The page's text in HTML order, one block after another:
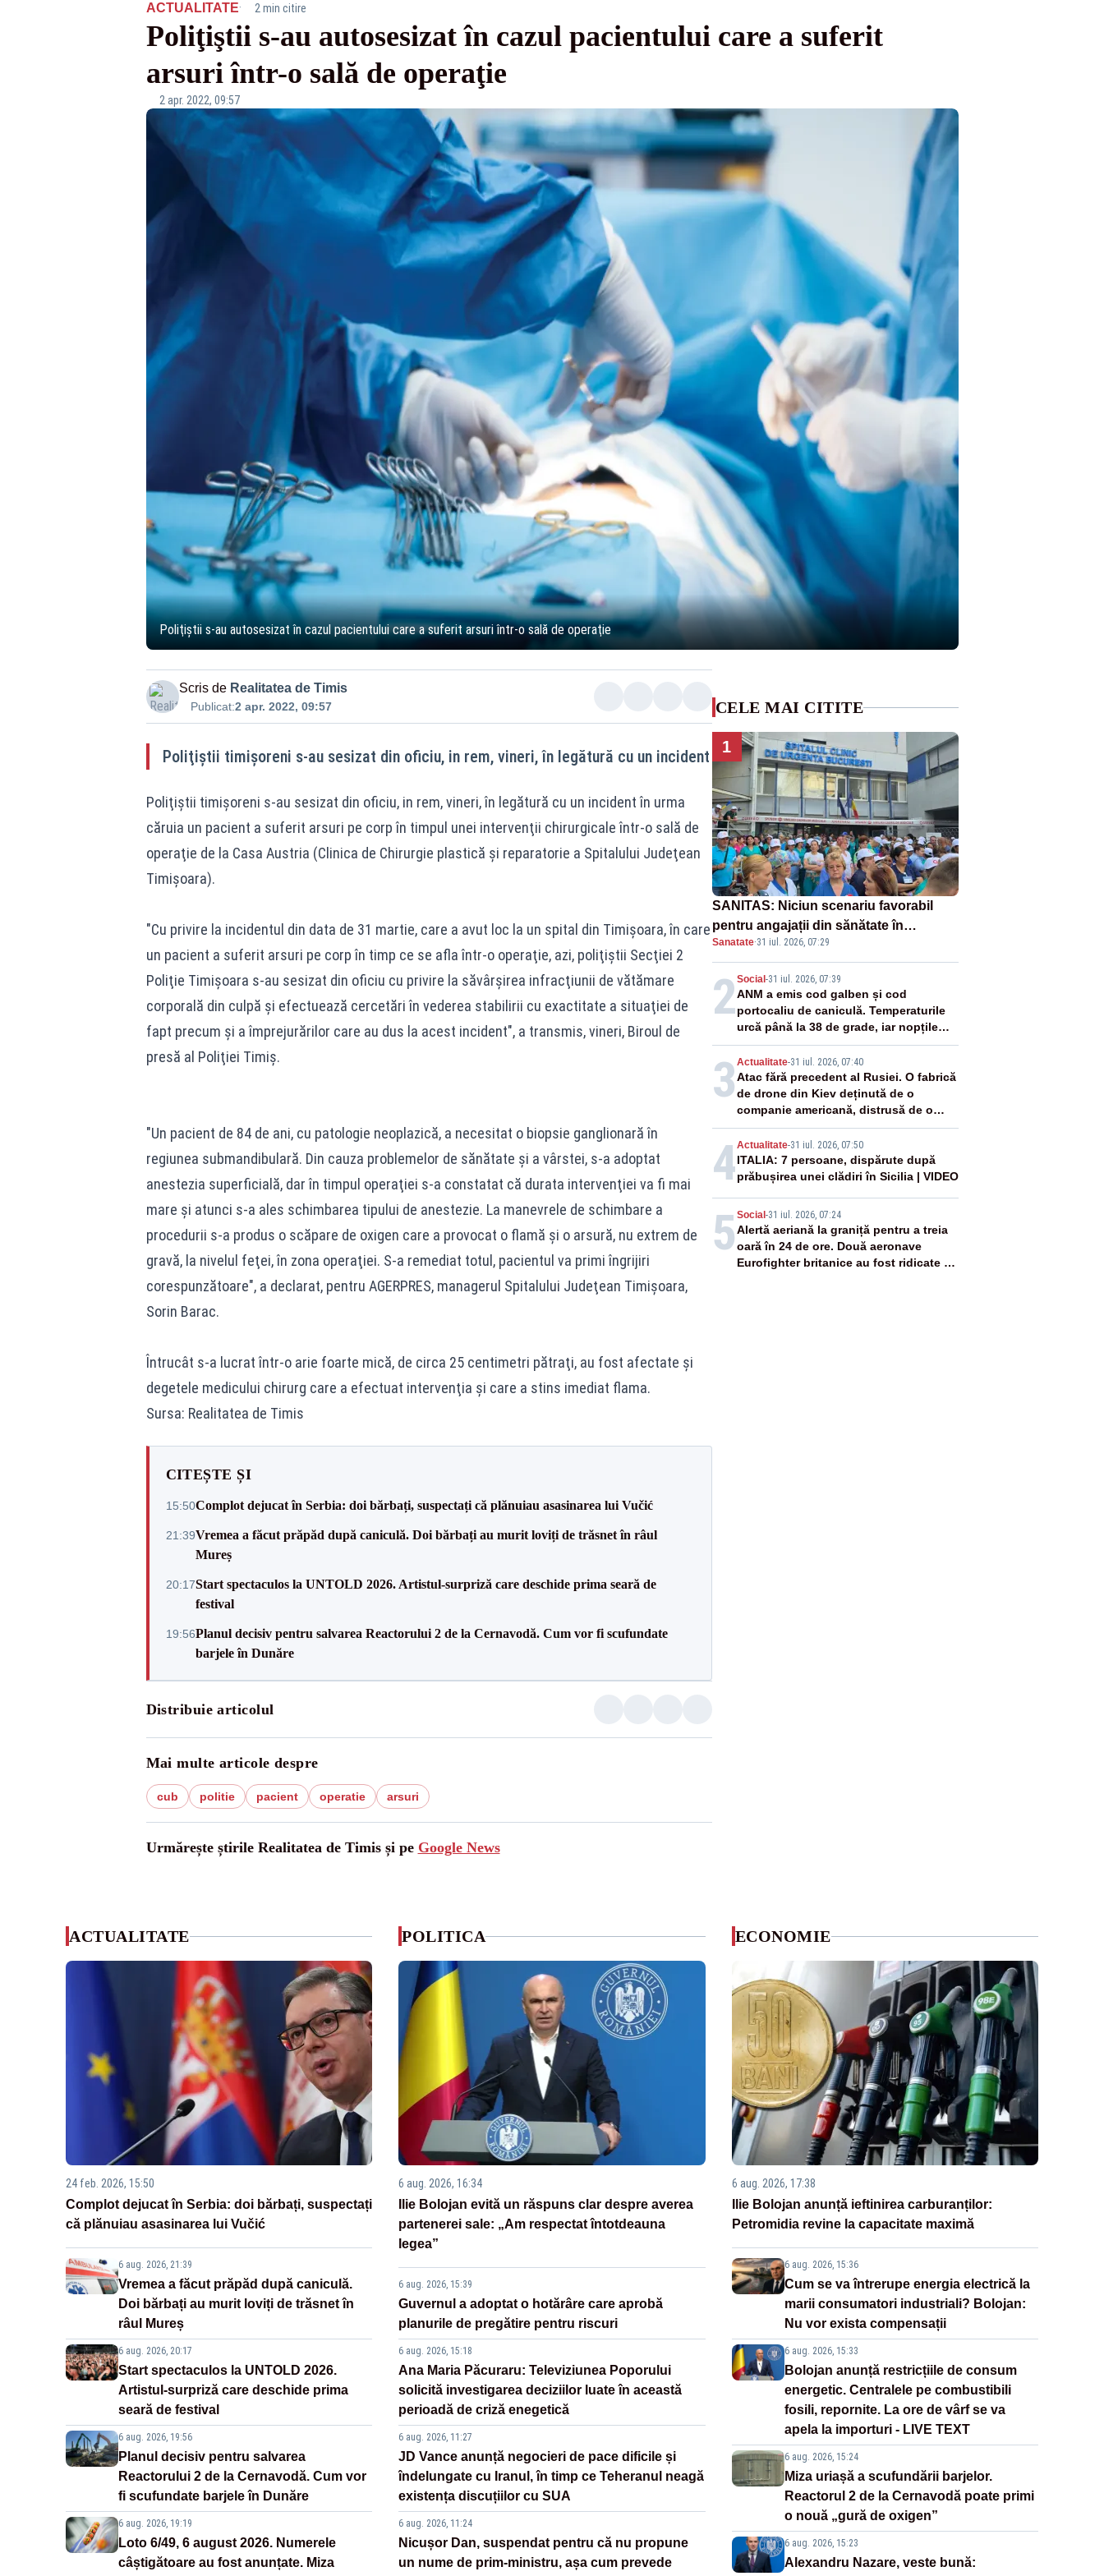
ACTUALITATE· 2 min citire
Poliţiştii s-au autosesizat în cazul pacientului care a suferit
arsuri într-o sală de operaţie
2 apr. 2022, 09:57
Poliţiştii s-au autosesizat în cazul pacientului care a suferit arsuri într-o sală de operaţie
Scris de Realitatea de Timis
Publicat:2 apr. 2022, 09:57
Poliţiştii timişoreni s-au sesizat din oficiu, in rem, vineri, în legătură cu un incident
Poliţiştii timişoreni s-au sesizat din oficiu, in rem, vineri, în legătură cu un incident în urma
căruia un pacient a suferit arsuri pe corp în timpul unei intervenţii chirurgicale într-o sală de
operaţie de la Casa Austria (Clinica de Chirurgie plastică şi reparatorie a Spitalului Judeţean
Timişoara).
"Cu privire la incidentul din data de 31 martie, care a avut loc la un spital din Timişoara, în care
un pacient a suferit arsuri pe corp în timp ce se afla într-o operaţie, azi, poliţiştii Secţiei 2
Poliţie Timişoara s-au sesizat din oficiu cu privire la săvârşirea infracţiunii de vătămare
corporală din culpă şi efectuează cercetări în vederea stabilirii cu exactitate a situaţiei de
fapt precum şi a împrejurărilor care au dus la acest incident", a transmis, vineri, Biroul de
presă al Poliţiei Timiş.
"Un pacient de 84 de ani, cu patologie neoplazică, a necesitat o biopsie ganglionară în
regiunea submandibulară. Din cauza problemelor de sănătate şi a vârstei, s-a adoptat
anestezia superficială, dar în timpul operaţiei s-a constatat că durata intervenţiei va fi mai
mare şi atunci s-a ales schimbarea tipului de anestezie. La manevrele de schimbare a
procedurii s-a produs o scăpare de oxigen care a provocat o flamă şi o arsură, nu extrem de
gravă, la nivelul feţei, în zona operaţiei. S-a remediat totul, pacientul va primi îngrijiri
corespunzătoare", a declarat, pentru AGERPRES, managerul Spitalului Judeţean Timişoara,
Sorin Barac.
Întrucât s-a lucrat într-o arie foarte mică, de circa 25 centimetri pătraţi, au fost afectate şi
degetele medicului chirurg care a efectuat intervenţia şi care a stins imediat flama.
Sursa: Realitatea de Timis
CITEȘTE ȘI
15:50Complot dejucat în Serbia: doi bărbați, suspectați că plănuiau asasinarea lui Vučić
21:39Vremea a făcut prăpăd după caniculă. Doi bărbați au murit loviți de trăsnet în râul
Mureș
20:17Start spectaculos la UNTOLD 2026. Artistul-surpriză care deschide prima seară de
festival
19:56Planul decisiv pentru salvarea Reactorului 2 de la Cernavodă. Cum vor fi scufundate
barjele în Dunăre
Distribuie articolul
Mai multe articole despre
cub politie pacient operatie arsuri
Urmărește știrile Realitatea de Timis și pe Google News
CELE MAI CITITE
1
SANITAS: Niciun scenariu favorabil
pentru angajații din sănătate în
proiectul Legii salarizării
Sanatate·31 iul. 2026, 07:29
2Social -31 iul. 2026, 07:39
ANM a emis cod galben și cod
portocaliu de caniculă. Temperaturile
urcă până la 38 de grade, iar nopțile
devin tropicale
3 Actualitate-31 iul. 2026, 07:40
Atac fără precedent al Rusiei. O fabrică
de drone din Kiev deținută de o
companie americană, distrusă de o
rachetă rusească
4Actualitate-31 iul. 2026, 07:50
ITALIA: 7 persoane, dispărute după
prăbușirea unei clădiri în Sicilia | VIDEO
5 Social -31 iul. 2026, 07:24
Alertă aeriană la graniță pentru a treia
oară în 24 de ore. Două aeronave
Eurofighter britanice au fost ridicate de
ACTUALITATE
24 feb. 2026, 15:50
Complot dejucat în Serbia: doi bărbați, suspectați
că plănuiau asasinarea lui Vučić
6 aug. 2026, 21:39
Vremea a făcut prăpăd după caniculă.
Doi bărbați au murit loviți de trăsnet în
râul Mureș
6 aug. 2026, 20:17
Start spectaculos la UNTOLD 2026.
Artistul-surpriză care deschide prima
seară de festival
6 aug. 2026, 19:56
Planul decisiv pentru salvarea
Reactorului 2 de la Cernavodă. Cum vor
fi scufundate barjele în Dunăre
6 aug. 2026, 19:19
Loto 6/49, 6 august 2026. Numerele
câștigătoare au fost anunțate. Miza
POLITICA
6 aug. 2026, 16:34
Ilie Bolojan evită un răspuns clar despre averea
partenerei sale: „Am respectat întotdeauna
legea”
6 aug. 2026, 15:39
Guvernul a adoptat o hotărâre care aprobă
planurile de pregătire pentru riscuri
6 aug. 2026, 15:18
Ana Maria Păcuraru: Televiziunea Poporului
solicită investigarea deciziilor luate în această
perioadă de criză enegetică
6 aug. 2026, 11:27
JD Vance anunță negocieri de pace dificile și
îndelungate cu Iranul, în timp ce Teheranul neagă
existența discuțiilor cu SUA
6 aug. 2026, 11:24
Nicușor Dan, suspendat pentru că nu propune
un nume de prim-ministru, așa cum prevede
ECONOMIE
6 aug. 2026, 17:38
Ilie Bolojan anunță ieftinirea carburanților:
Petromidia revine la capacitate maximă
6 aug. 2026, 15:36
Cum se va întrerupe energia electrică la
marii consumatori industriali? Bolojan:
Nu vor exista compensații
6 aug. 2026, 15:33
Bolojan anunță restricțiile de consum
energetic. Centralele pe combustibili
fosili, repornite. La ore de vârf se va
apela la importuri - LIVE TEXT
6 aug. 2026, 15:24
Miza uriașă a scufundării barjelor.
Reactorul 2 de la Cernavodă poate primi
o nouă „gură de oxigen”
6 aug. 2026, 15:23
Alexandru Nazare, veste bună: